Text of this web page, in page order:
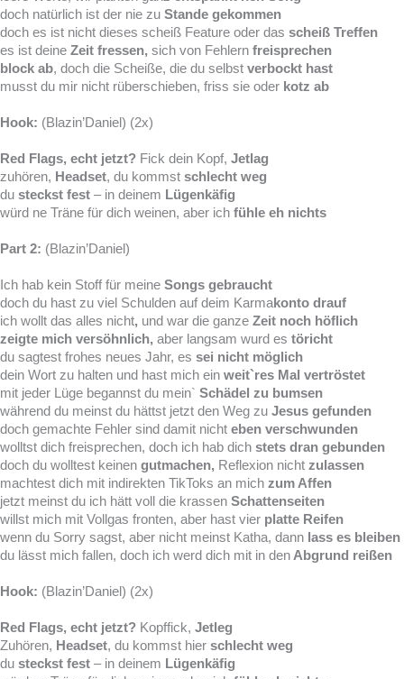
doch natürlich ist der nie zu Stande gekommen
doch es ist nicht dieses scheiß Feature oder das scheiß Treffen
es ist deine Zeit fressen, sich von Fehlern freisprechen
block ab, doch die Scheiße, die du selbst verbockt hast
musst du mir nicht rüberschieben, friss sie oder kotz ab
Hook: (Blazin’Daniel) (2x)
Red Flags, echt jetzt? Fick dein Kopf, Jetlag
zuhören, Headset, du kommst schlecht weg
du steckst fest – in deinem Lügenkäfig
würd ne Träne für dich weinen, aber ich fühle eh nichts
Part 2: (Blazin’Daniel)
Ich hab kein Stoff für meine Songs gebraucht
doch du hast zu viel Schulden auf deim Karmakonto drauf
ich wollt das alles nicht, und war die ganze Zeit noch höflich
zeigte mich versöhnlich, aber langsam wurd es töricht
du sagtest frohes neues Jahr, es sei nicht möglich
dein Wort zu halten und hast mich ein weit`res Mal vertröstet
mit jeder Lüge begannst du mein` Schädel zu bumsen
während du meinst du hättst jetzt den Weg zu Jesus gefunden
doch gemachte Fehler sind damit nicht eben verschwunden
wolltst dich freisprechen, doch ich hab dich stets dran gebunden
doch du wolltest keinen gutmachen, Reflexion nicht zulassen
machtest dich mit indirekten TikToks an mich zum Affen
jetzt meinst du ich hätt voll die krassen Schattenseiten
willst mich mit Vollgas fronten, aber hast vier platte Reifen
wenn du Sorry sagst, aber nicht meinst Katha, dann lass es bleiben
du lässt mich fallen, doch ich werd dich mit in denAbgrund reißen
Hook: (Blazin’Daniel) (2x)
Red Flags, echt jetzt? Kopffick, Jetleg
Zuhören, Headset, du kommst hier schlecht weg
du steckst fest – in deinem Lügenkäfig